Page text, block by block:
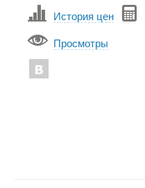
История цен
Просмотры